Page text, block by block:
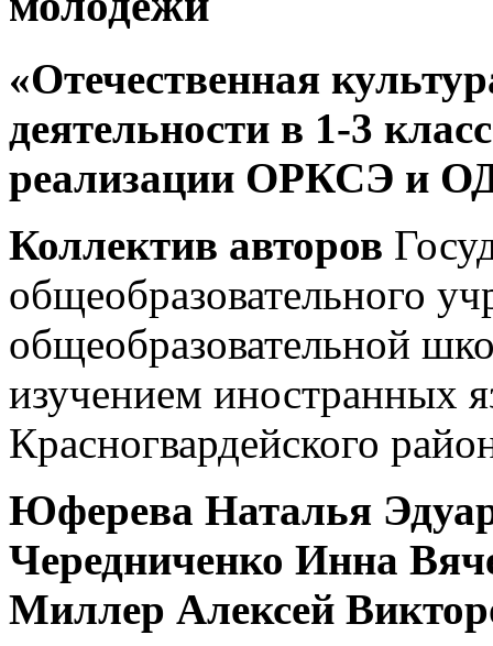
«Отечественная
деятельности в 1-3
реализации ОРКСЭ и
Коллектив авторов
общеобразовательного
общеобразовательной
изучением иностранных
Красногвардейского
Юферева Наталья
Чередниченко Инна
Миллер Алексей